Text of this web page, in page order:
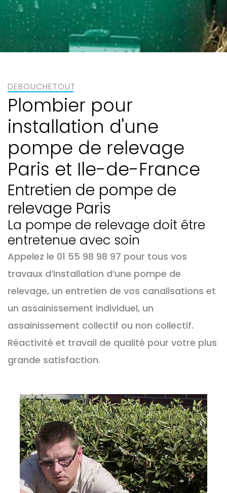
DEBOUCHETOUT
Plombier pour
installation d'une
pompe de relevage
Paris et Ile-de-France
Entretien de pompe de
relevage Paris
La pompe de relevage doit être
entretenue avec soin
Appelez le 01 55 98 98 97 pour tous vos
travaux d’installation d’une pompe de
relevage, un entretien de vos canalisations et
un assainissement individuel, un
assainissement collectif ou non collectif.
Réactivité et travail de qualité pour votre plus
grande satisfaction.